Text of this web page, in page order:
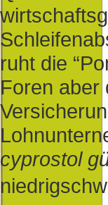
ruht die
Foren aber
cyprostol